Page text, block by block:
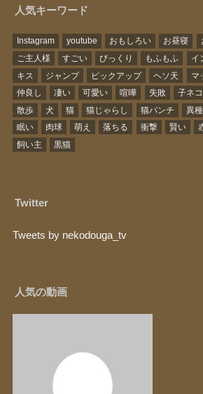
人気キーワード
Instagram youtube おもしろい お昼寝
ご主人様
すごい びっくり もふもふ イ
キス
ジャンプ ピックアップ ヘソ天 マ
仲良し
凄い 可愛い 喧嘩 失敗 子ネコ
散歩
犬 猫 猫じゃらし 猫パンチ 異
眠い
肉球 萌え 落ちる 衝撃 賢い
飼い主
黒猫
Twitter
Tweets by nekodouga_tv
人気の動画